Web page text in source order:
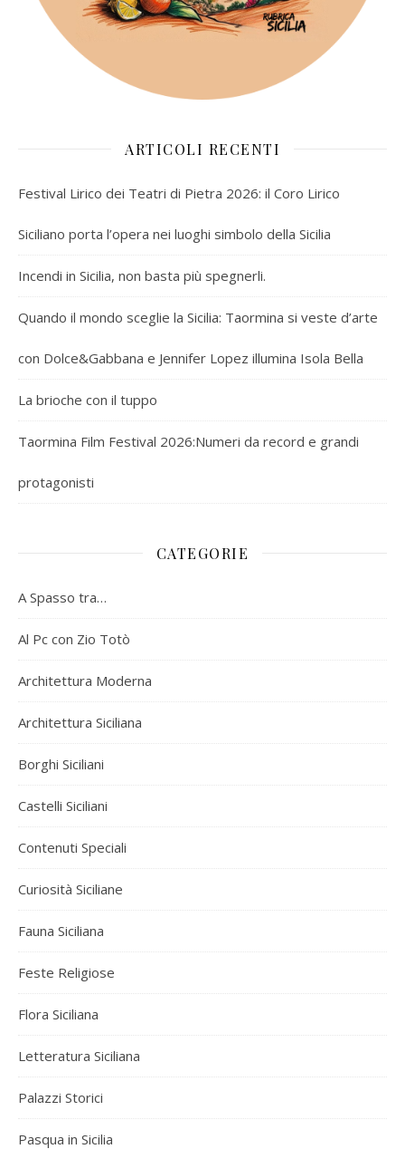
ARTICOLI RECENTI
Festival Lirico dei Teatri di Pietra 2026: il Coro Lirico
Siciliano porta l’opera nei luoghi simbolo della Sicilia
Incendi in Sicilia, non basta più spegnerli.
Quando il mondo sceglie la Sicilia: Taormina si veste d’arte
con Dolce&Gabbana e Jennifer Lopez illumina Isola Bella
La brioche con il tuppo
Taormina Film Festival 2026:Numeri da record e grandi
protagonisti
CATEGORIE
A Spasso tra…
Al Pc con Zio Totò
Architettura Moderna
Architettura Siciliana
Borghi Siciliani
Castelli Siciliani
Contenuti Speciali
Curiosità Siciliane
Fauna Siciliana
Feste Religiose
Flora Siciliana
Letteratura Siciliana
Palazzi Storici
Pasqua in Sicilia